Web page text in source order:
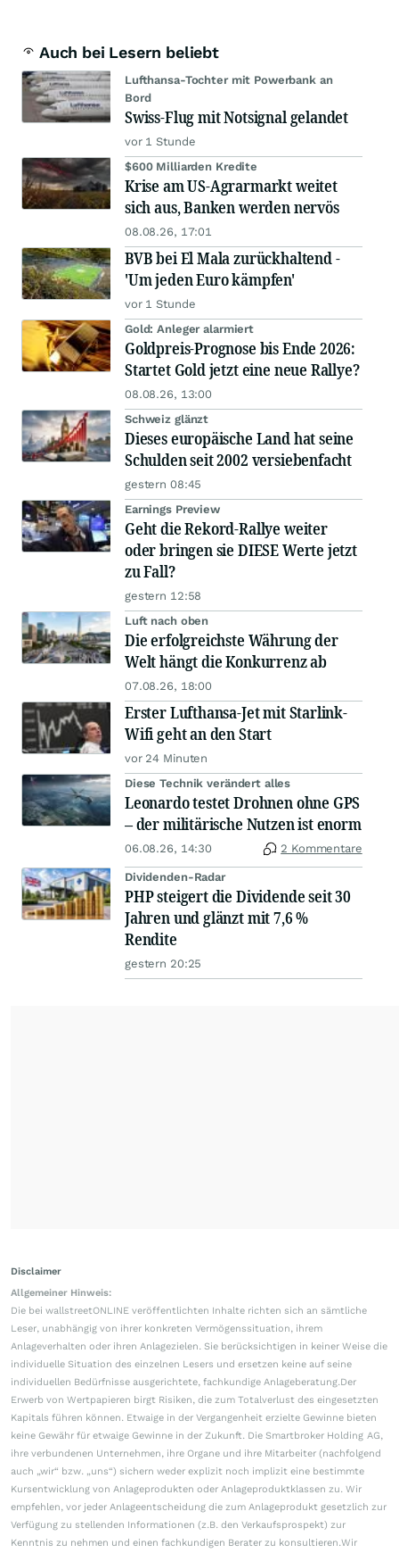
Auch bei Lesern beliebt
Lufthansa-Tochter mit Powerbank an
Bord
Swiss-Flug mit Notsignal gelandet
vor 1 Stunde
$600 Milliarden Kredite
Krise am US-Agrarmarkt weitet
sich aus, Banken werden nervös
08.08.26, 17:01
BVB bei El Mala zurückhaltend -
'Um jeden Euro kämpfen'
vor 1 Stunde
Gold: Anleger alarmiert
Goldpreis-Prognose bis Ende 2026:
Startet Gold jetzt eine neue Rallye?
08.08.26, 13:00
Schweiz glänzt
Dieses europäische Land hat seine
Schulden seit 2002 versiebenfacht
gestern 08:45
Earnings Preview
Geht die Rekord-Rallye weiter
oder bringen sie DIESE Werte jetzt
zu Fall?
gestern 12:58
Luft nach oben
Die erfolgreichste Währung der
Welt hängt die Konkurrenz ab
07.08.26, 18:00
Erster Lufthansa-Jet mit Starlink-
Wifi geht an den Start
vor 24 Minuten
Diese Technik verändert alles
Leonardo testet Drohnen ohne GPS
– der militärische Nutzen ist enorm
06.08.26, 14:30 2 Kommentare
Dividenden-Radar
PHP steigert die Dividende seit 30
Jahren und glänzt mit 7,6 %
Rendite
gestern 20:25
Disclaimer
Allgemeiner Hinweis:
Die bei wallstreetONLINE veröffentlichten Inhalte richten sich an sämtliche
Leser, unabhängig von ihrer konkreten Vermögenssituation, ihrem
Anlageverhalten oder ihren Anlagezielen. Sie berücksichtigen in keiner Weise die
individuelle Situation des einzelnen Lesers und ersetzen keine auf seine
individuellen Bedürfnisse ausgerichtete, fachkundige Anlageberatung.Der
Erwerb von Wertpapieren birgt Risiken, die zum Totalverlust des eingesetzten
Kapitals führen können. Etwaige in der Vergangenheit erzielte Gewinne bieten
keine Gewähr für etwaige Gewinne in der Zukunft. Die Smartbroker Holding AG,
ihre verbundenen Unternehmen, ihre Organe und ihre Mitarbeiter (nachfolgend
auch „wir“ bzw. „uns“) sichern weder explizit noch implizit eine bestimmte
Kursentwicklung von Anlageprodukten oder Anlageproduktklassen zu. Wir
empfehlen, vor jeder Anlageentscheidung die zum Anlageprodukt gesetzlich zur
Verfügung zu stellenden Informationen (z.B. den Verkaufsprospekt) zur
Kenntnis zu nehmen und einen fachkundigen Berater zu konsultieren.Wir